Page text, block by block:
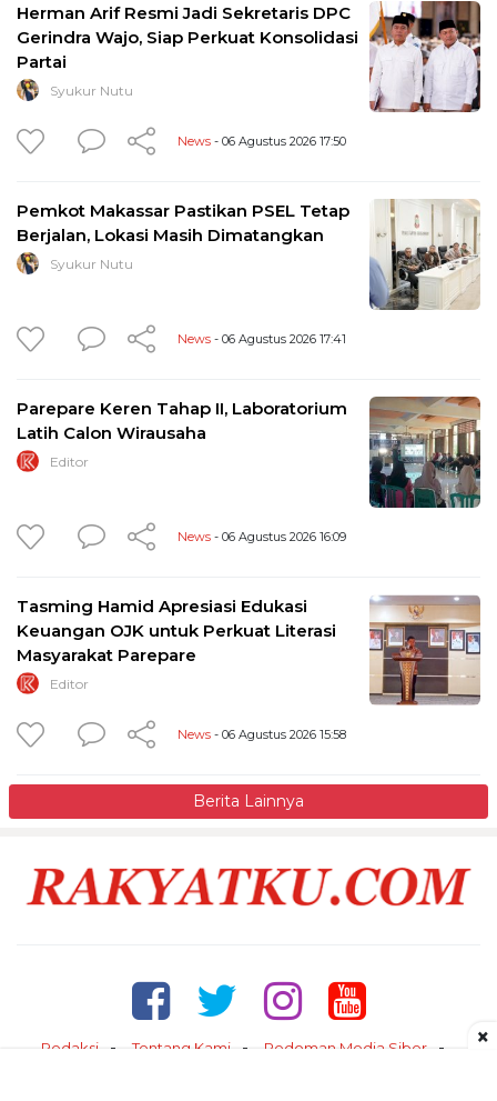
Herman Arif Resmi Jadi Sekretaris DPC
Gerindra Wajo, Siap Perkuat Konsolidasi
Partai
Syukur Nutu
News - 06 Agustus 2026 17:50
Pemkot Makassar Pastikan PSEL Tetap
Berjalan, Lokasi Masih Dimatangkan
Syukur Nutu
News - 06 Agustus 2026 17:41
Parepare Keren Tahap II, Laboratorium
Latih Calon Wirausaha
Editor
News - 06 Agustus 2026 16:09
Tasming Hamid Apresiasi Edukasi
Keuangan OJK untuk Perkuat Literasi
Masyarakat Parepare
Editor
News - 06 Agustus 2026 15:58
Berita Lainnya
Redaksi Tentang Kami
Pedoman Media Siber
×